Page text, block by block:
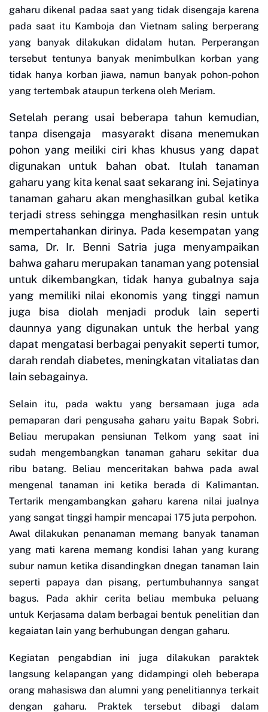
gaharu dikenal padaa saat yang tidak disengaja karena
pada saat itu Kamboja dan Vietnam saling berperang
yang banyak dilakukan didalam hutan. Perperangan
tersebut tentunya banyak menimbulkan korban yang
tidak hanya korban jiawa, namun banyak pohon-pohon
yang tertembak ataupun terkena oleh Meriam.
Setelah perang usai beberapa tahun kemudian,
tanpa disengaja
masyarakt disana menemukan
pohon yang meiliki ciri khas khusus yang dapat
digunakan untuk bahan obat. Itulah tanaman
gaharu yang kita kenal saat sekarang ini. Sejatinya
tanaman gaharu akan menghasilkan gubal ketika
terjadi stress sehingga menghasilkan resin untuk
mempertahankan dirinya. Pada kesempatan yang
sama, Dr. Ir. Benni Satria juga menyampaikan
bahwa gaharu merupakan tanaman yang potensial
untuk dikembangkan, tidak hanya gubalnya saja
yang memiliki nilai ekonomis yang tinggi namun
juga bisa diolah menjadi produk lain seperti
daunnya yang digunakan untuk the herbal yang
dapat mengatasi berbagai penyakit seperti tumor,
darah rendah diabetes, meningkatan vitaliatas dan
lain sebagainya.
Selain itu, pada waktu yang bersamaan juga ada
pemaparan dari pengusaha gaharu yaitu Bapak Sobri.
Beliau merupakan pensiunan Telkom yang saat ini
sudah mengembangkan tanaman gaharu sekitar dua
ribu batang. Beliau menceritakan bahwa pada awal
mengenal tanaman ini ketika berada di Kalimantan.
Tertarik mengambangkan gaharu karena nilai jualnya
yang sangat tinggi hampir mencapai 175 juta perpohon.
Awal dilakukan penanaman memang banyak tanaman
yang mati karena memang kondisi lahan yang kurang
subur namun ketika disandingkan dnegan tanaman lain
seperti papaya dan pisang, pertumbuhannya sangat
bagus. Pada akhir cerita beliau membuka peluang
untuk Kerjasama dalam berbagai bentuk penelitian dan
kegaiatan lain yang berhubungan dengan gaharu.
Kegiatan pengabdian ini juga dilakukan paraktek
langsung kelapangan yang didampingi oleh beberapa
orang mahasiswa dan alumni yang penelitiannya terkait
dengan gaharu. Praktek tersebut dibagi dalam